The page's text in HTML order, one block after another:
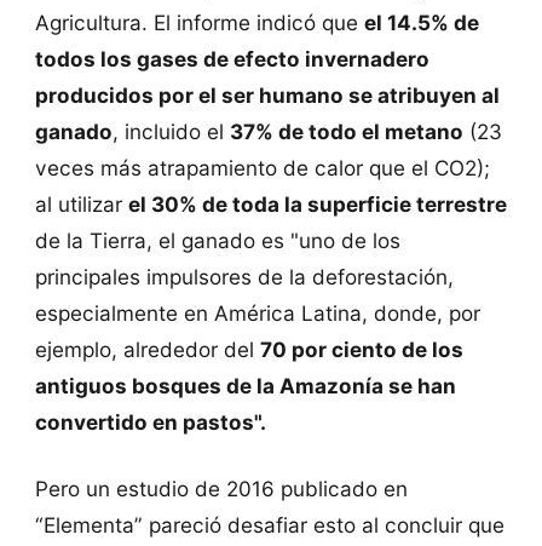
Agricultura. El informe indicó que el 14.5% de
todos los gases de efecto invernadero
producidos por el ser humano se atribuyen al
ganado, incluido el 37% de todo el metano (23
veces más atrapamiento de calor que el CO2);
al utilizar el 30% de toda la superficie terrestre
de la Tierra, el ganado es "uno de los
principales impulsores de la deforestación,
especialmente en América Latina, donde, por
ejemplo, alrededor del 70 por ciento de los
antiguos bosques de la Amazonía se han
convertido en pastos".
Pero un estudio de 2016 publicado en
“Elementa” pareció desafiar esto al concluir que